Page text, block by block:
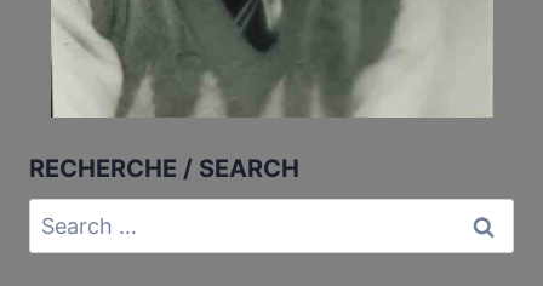
RECHERCHE / SEARCH
Search
for: